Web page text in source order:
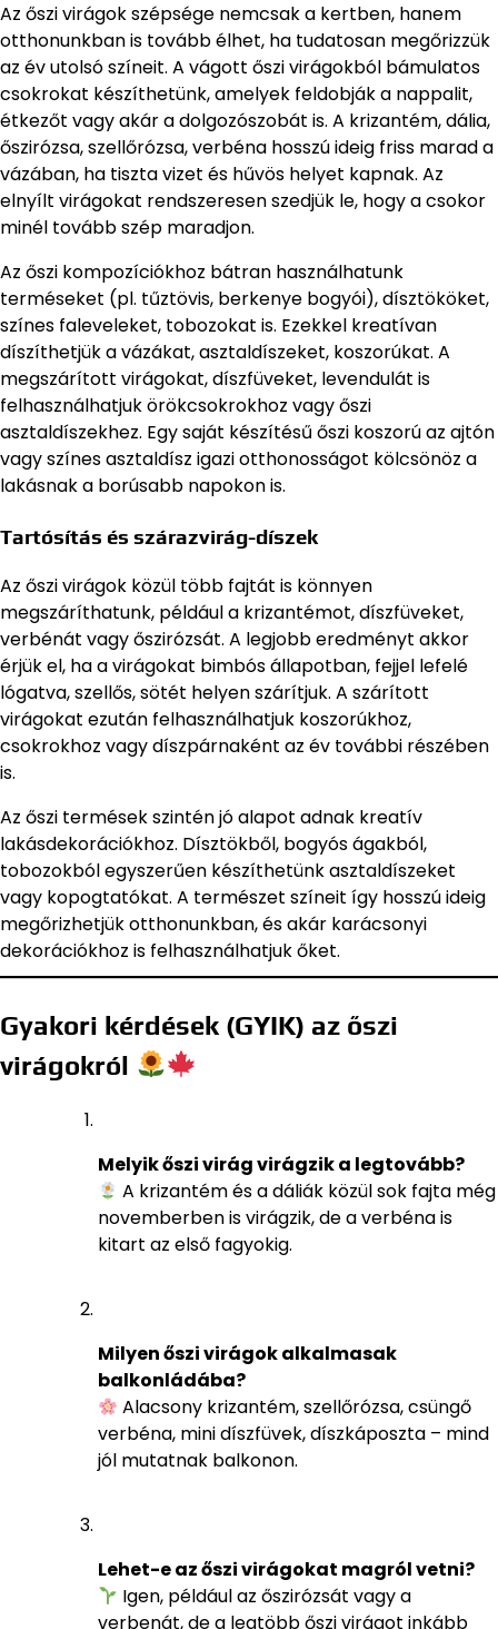
Az őszi virágok szépsége nemcsak a kertben, hanem
otthonunkban is tovább élhet, ha tudatosan megőrizzük
az év utolsó színeit. A vágott őszi virágokból bámulatos
csokrokat készíthetünk, amelyek feldobják a nappalit,
étkezőt vagy akár a dolgozószobát is. A krizantém, dália,
őszirózsa, szellőrózsa, verbéna hosszú ideig friss marad a
vázában, ha tiszta vizet és hűvös helyet kapnak. Az
elnyílt virágokat rendszeresen szedjük le, hogy a csokor
minél tovább szép maradjon.
Az őszi kompozíciókhoz bátran használhatunk
terméseket (pl. tűztövis, berkenye bogyói), dísztököket,
színes faleveleket, tobozokat is. Ezekkel kreatívan
díszíthetjük a vázákat, asztaldíszeket, koszorúkat. A
megszárított virágokat, díszfüveket, levendulát is
felhasználhatjuk örökcsokrokhoz vagy őszi
asztaldíszekhez. Egy saját készítésű őszi koszorú az ajtón
vagy színes asztaldísz igazi otthonosságot kölcsönöz a
lakásnak a borúsabb napokon is.
Tartósítás és szárazvirág-díszek
Az őszi virágok közül több fajtát is könnyen
megszáríthatunk, például a krizantémot, díszfüveket,
verbénát vagy őszirózsát. A legjobb eredményt akkor
érjük el, ha a virágokat bimbós állapotban, fejjel lefelé
lógatva, szellős, sötét helyen szárítjuk. A szárított
virágokat ezután felhasználhatjuk koszorúkhoz,
csokrokhoz vagy díszpárnaként az év további részében
is.
Az őszi termések szintén jó alapot adnak kreatív
lakásdekorációkhoz. Dísztökből, bogyós ágakból,
tobozokból egyszerűen készíthetünk asztaldíszeket
vagy kopogtatókat. A természet színeit így hosszú ideig
megőrizhetjük otthonunkban, és akár karácsonyi
dekorációkhoz is felhasználhatjuk őket.
Gyakori kérdések (GYIK) az őszi
virágokról
Melyik őszi virág virágzik a legtovább?
A krizantém és a dáliák közül sok fajta még
novemberben is virágzik, de a verbéna is
kitart az első fagyokig.
Milyen őszi virágok alkalmasak
balkonládába?
Alacsony krizantém, szellőrózsa, csüngő
verbéna, mini díszfüvek, díszkáposzta – mind
jól mutatnak balkonon.
Lehet-e az őszi virágokat magról vetni?
Igen, például az őszirózsát vagy a
verbenát, de a legtöbb őszi virágot inkább